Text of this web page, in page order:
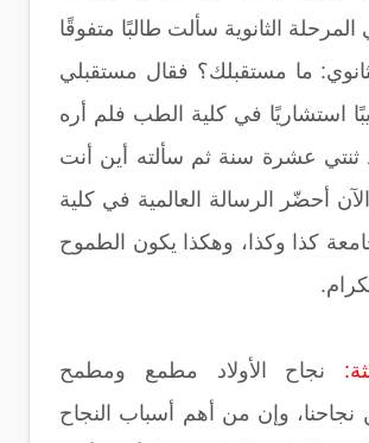
المرحلة الثانوية سألت طالبًا متفوقًا
ما مستقبلك؟ فقال مستقبلي
استشاريًا في كلية الطب فلم أره
ثنتي عشرة سنة ثم سألته أين أنت
أحضّر الرسالة العالمية في كلية
كذا وكذا، وهكذا يكون الطموح
نجاح الأولاد مطمع ومطمح
وإن من أهم أسباب النجاح